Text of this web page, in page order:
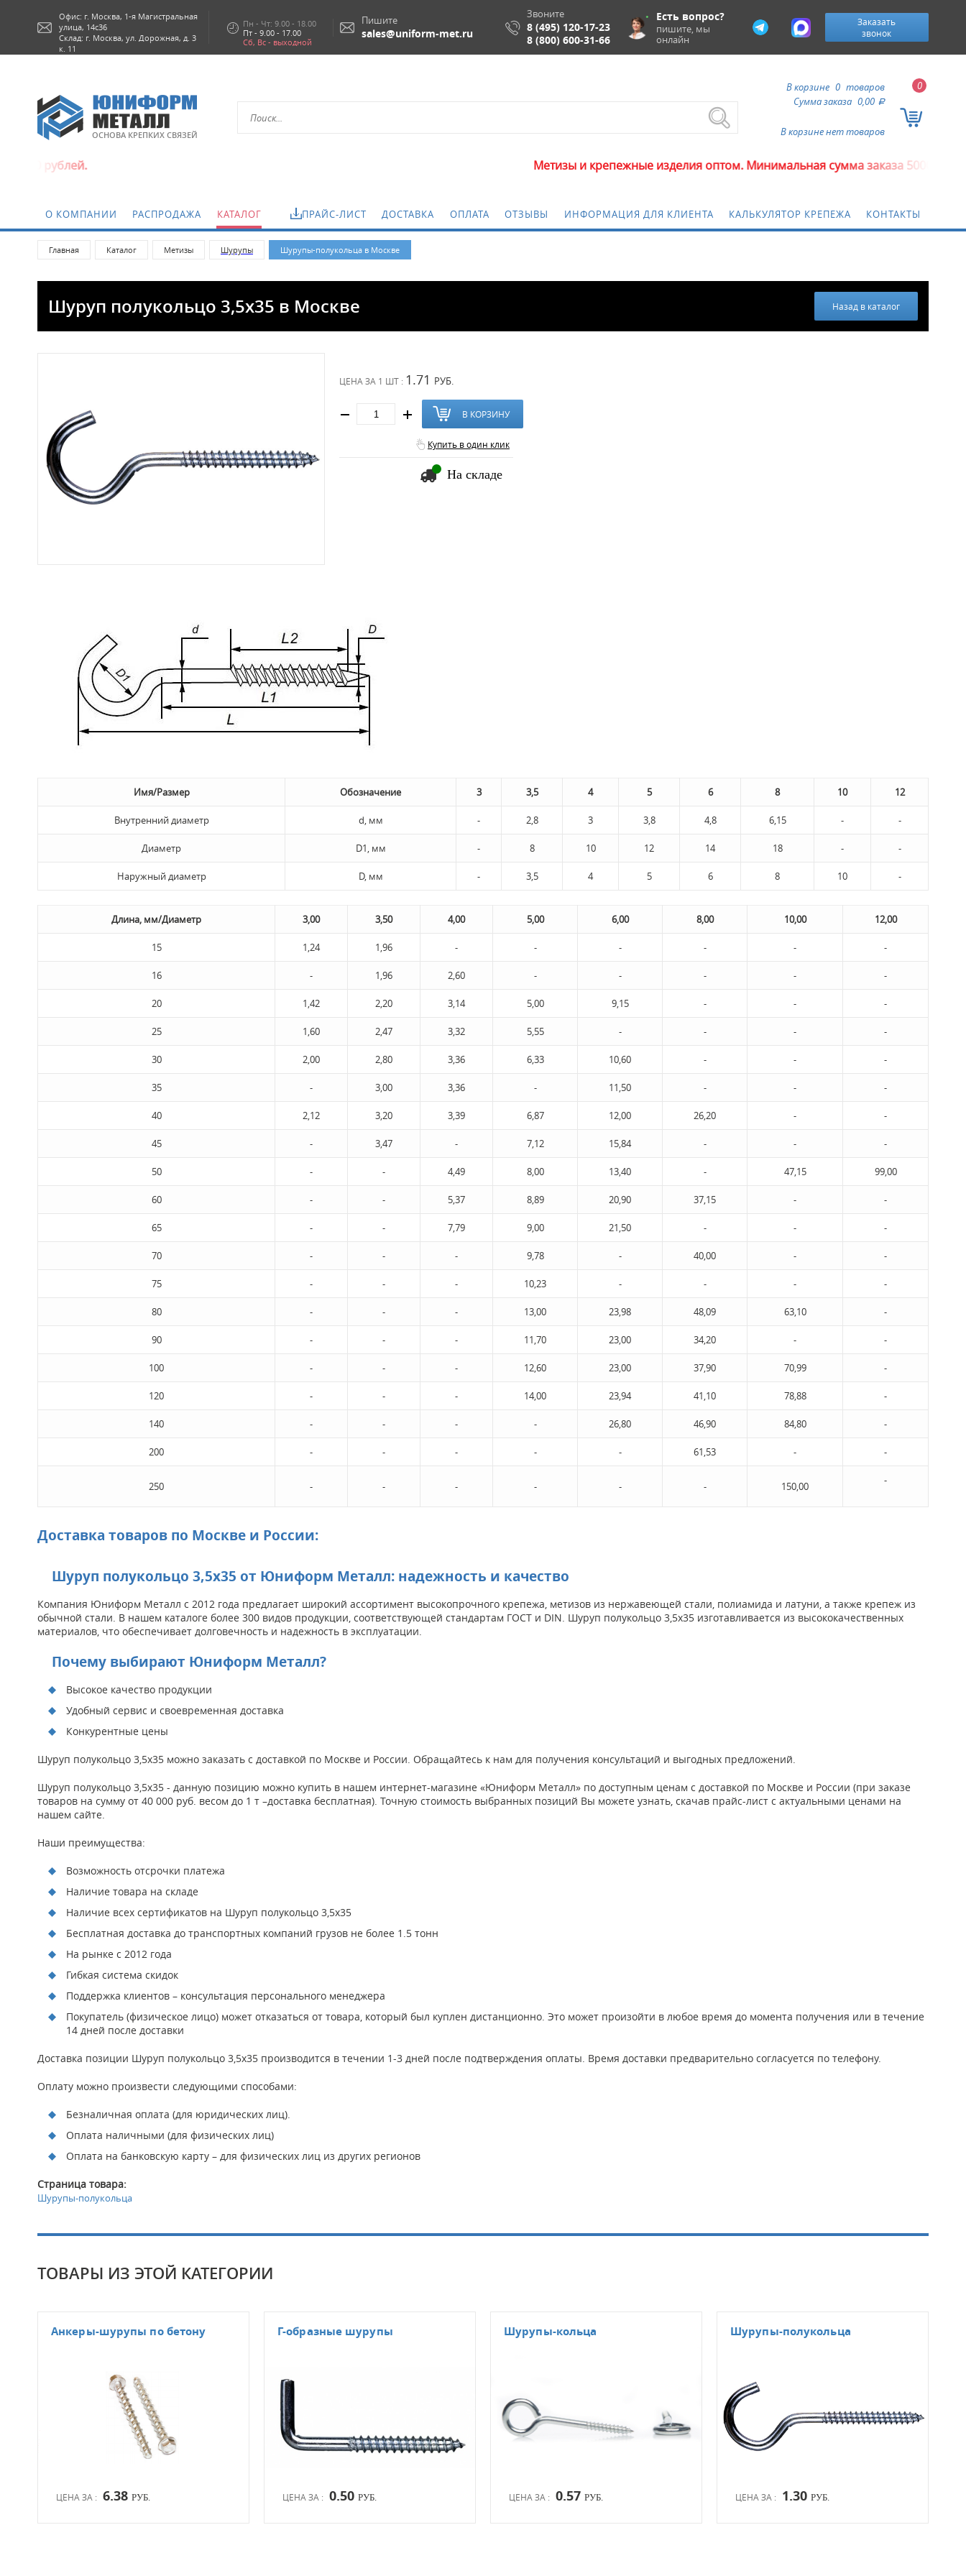
Есть вопрос?
пишите, мы
онлайн
Офис: г. Москва, 1-я Магистральная
улица, 14с36
Склад: г. Москва, ул. Дорожная, д. 3
к. 11
Пн - Чт: 9.00 - 18.00
Пт - 9.00 - 17.00
Сб, Вс - выходной
Пишите
sales@uniform-met.ru
Звоните
8 (495) 120-17-23
8 (800) 600-31-66
Заказать
звонок
ОСНОВА КРЕПКИХ СВЯЗЕЙ
0
В корзине 0 товаров
Сумма заказа 0,00 a
В корзине нет товаров
Метизы и крепежные изделия оптом. Минимальная сумма заказа 5000 рублей.
О КОМПАНИИ РАСПРОДАЖА КАТАЛОГ ПРАЙС-ЛИСТ ДОСТАВКА ОПЛАТА ОТЗЫВЫ ИНФОРМАЦИЯ ДЛЯ КЛИЕНТА КАЛЬКУЛЯТОР КРЕПЕЖА КОНТАКТЫ
Главная Каталог Метизы Шурупы Шурупы-полукольца в Москве
Шуруп полукольцо 3,5х35 в Москве Назад в каталог
ЦЕНА ЗА 1 ШТ : 1.71 РУБ.
В КОРЗИНУ
Купить в один клик
На складе
Имя/Размер Обозначение 3 3,5 4 5 6 8 10 12
Внутренний диаметр d, мм - 2,8 3 3,8 4,8 6,15 - -
Диаметр D1, мм - 8 10 12 14 18 - -
Наружный диаметр D, мм - 3,5 4 5 6 8 10 -
Длина, мм/Диаметр 3,00 3,50 4,00 5,00 6,00 8,00 10,00 12,00
15 1,24 1,96 - - - - - -
16 - 1,96 2,60 - - - - -
20 1,42 2,20 3,14 5,00 9,15 - - -
25 1,60 2,47 3,32 5,55 - - - -
30 2,00 2,80 3,36 6,33 10,60 - - -
35 - 3,00 3,36 - 11,50 - - -
40 2,12 3,20 3,39 6,87 12,00 26,20 - -
45 - 3,47 - 7,12 15,84 - - -
50 - - 4,49 8,00 13,40 - 47,15 99,00
60 - - 5,37 8,89 20,90 37,15 - -
65 - - 7,79 9,00 21,50 - - -
70 - - - 9,78 - 40,00 - -
75 - - - 10,23 - - - -
80 - - - 13,00 23,98 48,09 63,10 -
90 - - - 11,70 23,00 34,20 - -
100 - - - 12,60 23,00 37,90 70,99 -
120 - - - 14,00 23,94 41,10 78,88 -
140 - - - - 26,80 46,90 84,80 -
200 - - - - - 61,53 - -
250 - - - - - - 150,00 -
Доставка товаров по Москве и России:
Шуруп полукольцо 3,5х35 от Юниформ Металл: надежность и качество
Компания Юниформ Металл с 2012 года предлагает широкий ассортимент высокопрочного крепежа, метизов из нержавеющей стали, полиамида и латуни, а также крепеж из
обычной стали. В нашем каталоге более 300 видов продукции, соответствующей стандартам ГОСТ и DIN. Шуруп полукольцо 3,5х35 изготавливается из высококачественных
материалов, что обеспечивает долговечность и надежность в эксплуатации.
Почему выбирают Юниформ Металл?
Высокое качество продукции
Удобный сервис и своевременная доставка
Конкурентные цены
Шуруп полукольцо 3,5х35 можно заказать с доставкой по Москве и России. Обращайтесь к нам для получения консультаций и выгодных предложений.
Шуруп полукольцо 3,5х35 - данную позицию можно купить в нашем интернет-магазине «Юниформ Металл» по доступным ценам с доставкой по Москве и России (при заказе
товаров на сумму от 40 000 руб. весом до 1 т –доставка бесплатная). Точную стоимость выбранных позиций Вы можете узнать, скачав прайс-лист с актуальными ценами на
нашем сайте.
Наши преимущества:
Возможность отсрочки платежа
Наличие товара на складе
Наличие всех сертификатов на Шуруп полукольцо 3,5х35
Бесплатная доставка до транспортных компаний грузов не более 1.5 тонн
На рынке с 2012 года
Гибкая система скидок
Поддержка клиентов – консультация персонального менеджера
Покупатель (физическое лицо) может отказаться от товара, который был куплен дистанционно. Это может произойти в любое время до момента получения или в течение
14 дней после доставки
Доставка позиции Шуруп полукольцо 3,5х35 производится в течении 1-3 дней после подтверждения оплаты. Время доставки предварительно согласуется по телефону.
Оплату можно произвести следующими способами:
Безналичная оплата (для юридических лиц).
Оплата наличными (для физических лиц)
Оплата на банковскую карту – для физических лиц из других регионов
Страница товара:
Шурупы-полукольца
ТОВАРЫ ИЗ ЭТОЙ КАТЕГОРИИ
ЦЕНА ЗА : 6.38 РУБ.
Анкеры-шурупы по бетону
ЦЕНА ЗА : 0.50 РУБ.
Г-образные шурупы
ЦЕНА ЗА : 0.57 РУБ.
Шурупы-кольца
ЦЕНА ЗА : 1.30 РУБ.
Шурупы-полукольца